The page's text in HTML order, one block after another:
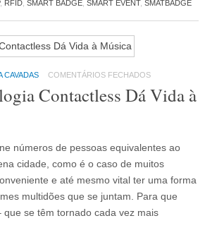
, RFID, SMART BADGE, SMART EVENT, SMATBADGE
CAVADAS COMENTÁRIOS FECHADOS
Contactless Dá Vida à
números de pessoas equivalentes ao
cidade, como é o caso de muitos
e até mesmo vital ter uma forma
multidões que se juntam. Para que
que se têm tornado cada vez mais